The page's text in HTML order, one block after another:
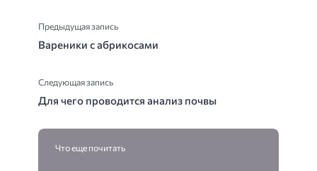
Предыдущая запись
Вареники с абрикосами
Следующая запись
Для чего проводится анализ почвы
Что еще почитать